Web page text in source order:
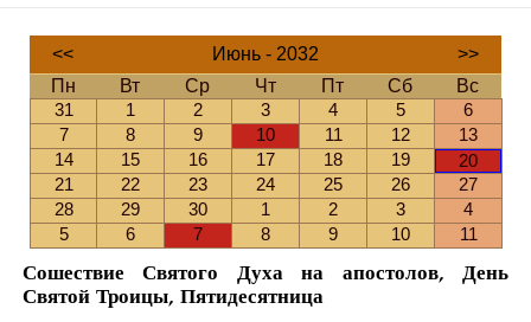
<< Июнь - 2032
>>
Пн
Вт Ср Чт Пт Сб
Вс
31
1 2 3 4 5
6
7
8 9 10 11 12
13
14
15 16 17 18 19
20
21
22 23 24 25 26
27
28
29 30 1 2 3
4
5
6 7 8 9 10 11
Сошествие Святого Духа на апостолов, День
Святой Троицы, Пятидесятница